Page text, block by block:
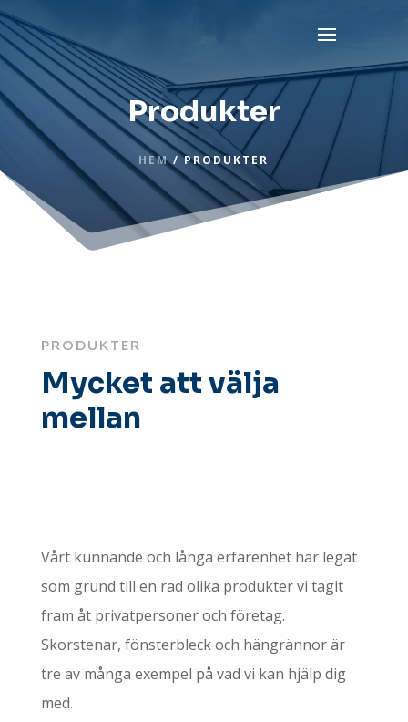
Produkter
HEM/ PRODUKTER
PRODUKTER
Mycket att välja
mellan
Vårt kunnande och långa erfarenhet har legat
som grund till en rad olika produkter vi tagit
fram åt privatpersoner och företag.
Skorstenar, fönsterbleck och hängrännor är
tre av många exempel på vad vi kan hjälp dig
med.